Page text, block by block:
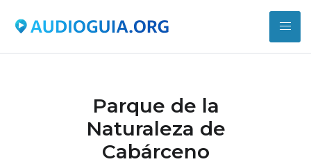
Parque de la
Naturaleza de
Cabárceno